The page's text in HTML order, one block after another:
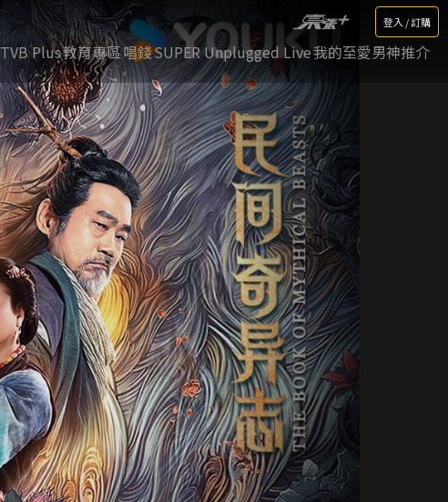
登入 / 訂購
TVB Plus教育專區唱錢SUPER Unplugged Live我的至愛男神推介